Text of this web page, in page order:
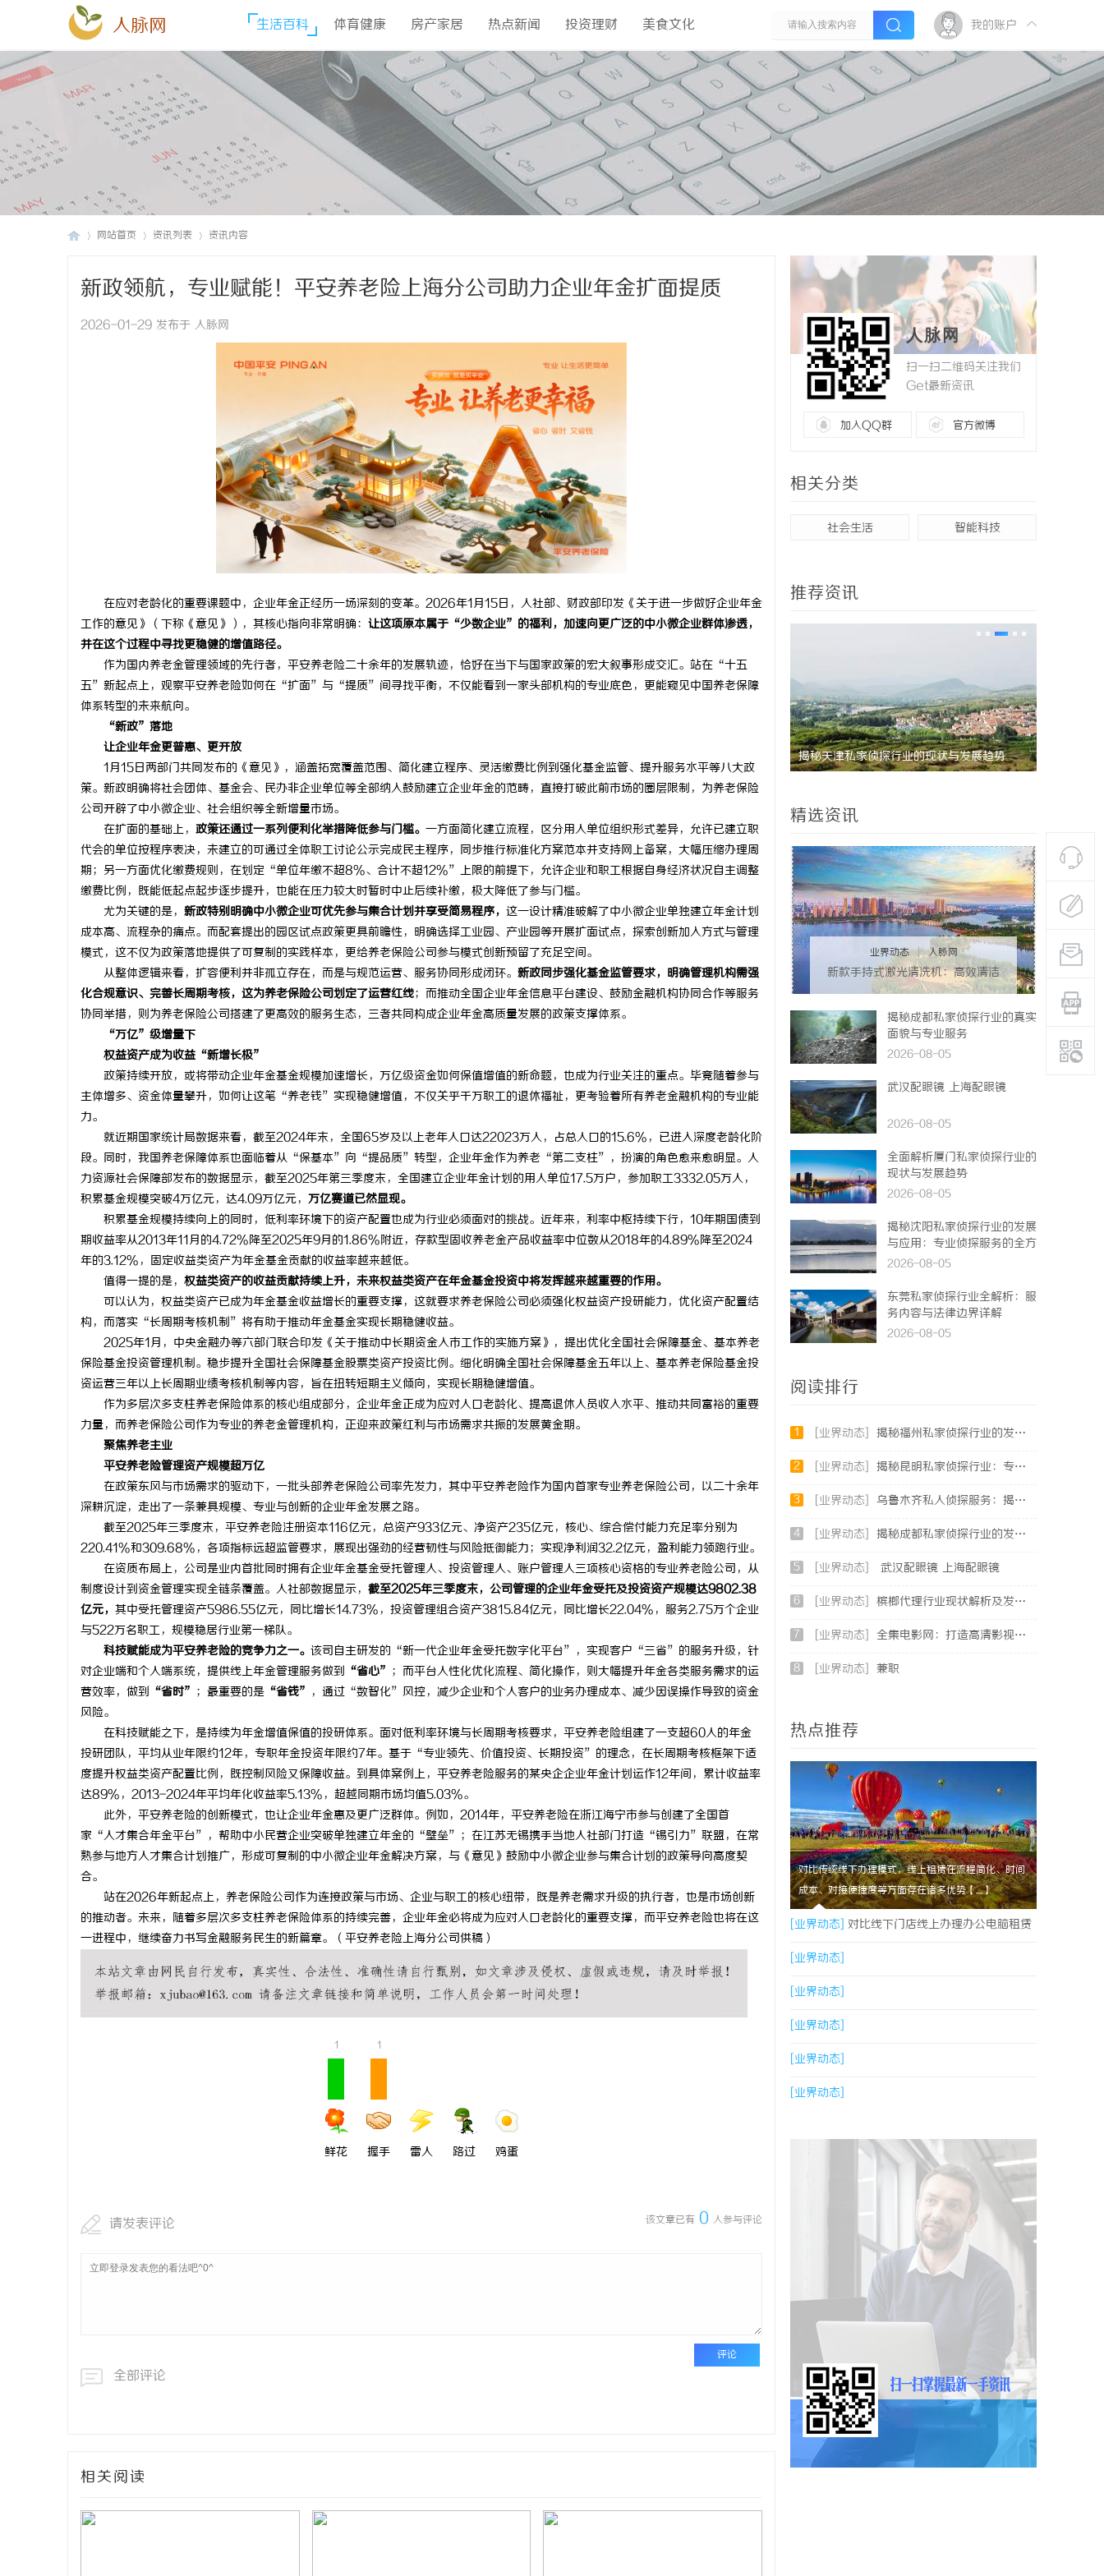
人脉网 生活百科 体育健康 房产家居 热点新闻 投资理财 美食文化 我的账户
网站首页 资讯列表 资讯内容
新政领航，专业赋能！平安养老险上海分公司助力企业年金扩面提质
2026-01-29 发布于 人脉网
在应对老龄化的重要课题中，企业年金正经历一场深刻的变革。2026年1月15日，人社部、财政部印发《关于进一步做好企业年金
工作的意见》（下称《意见》），其核心指向非常明确： 让这项原本属于“少数企业”的福利，加速向更广泛的中小微企业群体渗透，
并在这个过程中寻找更稳健的增值路径。
作为国内养老金管理领域的先行者，平安养老险二十余年的发展轨迹，恰好在当下与国家政策的宏大叙事形成交汇。站在“十五
五”新起点上，观察平安养老险如何在“扩面”与“提质”间寻找平衡，不仅能看到一家头部机构的专业底色，更能窥见中国养老保障
体系转型的未来航向。
“新政”落地
让企业年金更普惠、更开放
1月15日两部门共同发布的《意见》，涵盖拓宽覆盖范围、简化建立程序、灵活缴费比例到强化基金监管、提升服务水平等八大政
策。新政明确将社会团体、基金会、民办非企业单位等全部纳入鼓励建立企业年金的范畴，直接打破此前市场的圈层限制，为养老保险
公司开辟了中小微企业、社会组织等全新增量市场。
在扩面的基础上， 政策还通过一系列便利化举措降低参与门槛。 一方面简化建立流程，区分用人单位组织形式差异，允许已建立职
代会的单位按程序表决，未建立的可通过全体职工讨论公示完成民主程序，同步推行标准化方案范本并支持网上备案，大幅压缩办理周
期；另一方面优化缴费规则，在划定“单位年缴不超8%、合计不超12%”上限的前提下，允许企业和职工根据自身经济状况自主调整
缴费比例，既能低起点起步逐步提升，也能在压力较大时暂时中止后续补缴，极大降低了参与门槛。
尤为关键的是， 新政特别明确中小微企业可优先参与集合计划并享受简易程序， 这一设计精准破解了中小微企业单独建立年金计划
成本高、流程杂的痛点。而配套提出的园区试点政策更具前瞻性，明确选择工业园、产业园等开展扩面试点，探索创新加入方式与管理
模式，这不仅为政策落地提供了可复制的实践样本，更给养老保险公司参与模式创新预留了充足空间。
从整体逻辑来看，扩容便利并非孤立存在，而是与规范运营、服务协同形成闭环。 新政同步强化基金监管要求，明确管理机构需强
化合规意识、完善长周期考核，这为养老保险公司划定了运营红线；而推动全国企业年金信息平台建设、鼓励金融机构协同合作等服务
协同举措，则为养老保险公司搭建了更高效的服务生态，三者共同构成企业年金高质量发展的政策支撑体系。
“万亿”级增量下
权益资产成为收益“新增长极”
政策持续开放，或将带动企业年金基金规模加速增长，万亿级资金如何保值增值的新命题，也成为行业关注的重点。毕竟随着参与
主体增多、资金体量攀升，如何让这笔“养老钱”实现稳健增值，不仅关乎千万职工的退休福祉，更考验着所有养老金融机构的专业能
力。
就近期国家统计局数据来看，截至2024年末，全国65岁及以上老年人口达22023万人，占总人口的15.6%，已进入深度老龄化阶
段。同时，我国养老保障体系也面临着从“保基本”向“提品质”转型，企业年金作为养老“第二支柱”，扮演的角色愈来愈明显。人
力资源社会保障部发布的数据显示，截至2025年第三季度末，全国建立企业年金计划的用人单位17.5万户，参加职工3332.05万人，
积累基金规模突破4万亿元，达4.09万亿元， 万亿赛道已然显现。
积累基金规模持续向上的同时，低利率环境下的资产配置也成为行业必须面对的挑战。近年来，利率中枢持续下行，10年期国债到
期收益率从2013年11月的4.72%降至2025年9月的1.86%附近，存款型固收养老金产品收益率中位数从2018年的4.89%降至2024
年的3.12%，固定收益类资产为年金基金贡献的收益率越来越低。
值得一提的是， 权益类资产的收益贡献持续上升，未来权益类资产在年金基金投资中将发挥越来越重要的作用。
可以认为，权益类资产已成为年金基金收益增长的重要支撑，这就要求养老保险公司必须强化权益资产投研能力，优化资产配置结
构，而落实“长周期考核机制”将有助于推动年金基金实现长期稳健收益。
2025年1月，中央金融办等六部门联合印发《关于推动中长期资金入市工作的实施方案》，提出优化全国社会保障基金、基本养老
保险基金投资管理机制。稳步提升全国社会保障基金股票类资产投资比例。细化明确全国社会保障基金五年以上、基本养老保险基金投
资运营三年以上长周期业绩考核机制等内容，旨在扭转短期主义倾向，实现长期稳健增值。
作为多层次多支柱养老保险体系的核心组成部分，企业年金正成为应对人口老龄化、提高退休人员收入水平、推动共同富裕的重要
力量，而养老保险公司作为专业的养老金管理机构，正迎来政策红利与市场需求共振的发展黄金期。
聚焦养老主业
平安养老险管理资产规模超万亿
在政策东风与市场需求的驱动下，一批头部养老保险公司率先发力，其中平安养老险作为国内首家专业养老保险公司，以二十余年
深耕沉淀，走出了一条兼具规模、专业与创新的企业年金发展之路。
截至2025年三季度末，平安养老险注册资本116亿元，总资产933亿元、净资产235亿元，核心、综合偿付能力充足率分别为
220.41%和309.68%，各项指标远超监管要求，展现出强劲的经营韧性与风险抵御能力；实现净利润32.2亿元，盈利能力领跑行业。
在资质布局上，公司是业内首批同时拥有企业年金基金受托管理人、投资管理人、账户管理人三项核心资格的专业养老险公司，从
制度设计到资金管理实现全链条覆盖。人社部数据显示， 截至2025年三季度末，公司管理的企业年金受托及投资资产规模达9802.38
亿元， 其中受托管理资产5986.55亿元，同比增长14.73%，投资管理组合资产3815.84亿元，同比增长22.04%，服务2.75万个企业
与522万名职工，规模稳居行业第一梯队。
科技赋能成为平安养老险的竞争力之一。 该司自主研发的“新一代企业年金受托数字化平台”，实现客户“三省”的服务升级，针
对企业端和个人端系统，提供线上年金管理服务做到 “省心” ；而平台人性化优化流程、简化操作，则大幅提升年金各类服务需求的运
营效率，做到 “省时” ；最重要的是 “省钱” ，通过“数智化”风控，减少企业和个人客户的业务办理成本、减少因误操作导致的资金
风险。
在科技赋能之下，是持续为年金增值保值的投研体系。面对低利率环境与长周期考核要求，平安养老险组建了一支超60人的年金
投研团队，平均从业年限约12年，专职年金投资年限约7年。基于“专业领先、价值投资、长期投资”的理念，在长周期考核框架下适
度提升权益类资产配置比例，既控制风险又保障收益。到具体案例上，平安养老险服务的某央企企业年金计划运作12年间，累计收益率
达89%，2013-2024年平均年化收益率5.13%，超越同期市场均值5.03%。
此外，平安养老险的创新模式，也让企业年金惠及更广泛群体。例如，2014年，平安养老险在浙江海宁市参与创建了全国首
家“人才集合年金平台”，帮助中小民营企业突破单独建立年金的“壁垒”；在江苏无锡携手当地人社部门打造“锡引力”联盟，在常
熟参与地方人才集合计划推广，形成可复制的中小微企业年金解决方案，与《意见》鼓励中小微企业参与集合计划的政策导向高度契
合。
站在2026年新起点上，养老保险公司作为连接政策与市场、企业与职工的核心纽带，既是养老需求升级的执行者，也是市场创新
的推动者。未来，随着多层次多支柱养老保险体系的持续完善，企业年金必将成为应对人口老龄化的重要支撑，而平安养老险也将在这
一进程中，继续奋力书写金融服务民生的新篇章。（平安养老险上海分公司供稿）
1
鲜花
1
握手 雷人 路过 鸡蛋
该文章已有 0 人参与评论
请发表评论
评论
全部评论
相关阅读
人脉网
扫一扫二维码关注我们
Get最新资讯
加入QQ群 官方微博
相关分类
社会生活 智能科技
推荐资讯
武汉配眼镜 上海配眼镜
代先锋
武汉配眼镜 上海配眼镜
精选资讯
业界动态 | 人脉网
新款手持式激光清洗机：高效清洁
的新时代
揭秘成都私家侦探行业的真实
面貌与专业服务
2026-08-05
武汉配眼镜 上海配眼镜
2026-08-05
全面解析厦门私家侦探行业的
现状与发展趋势
2026-08-05
揭秘沈阳私家侦探行业的发展
与应用：专业侦探服务的全方
位解析
2026-08-05
东莞私家侦探行业全解析：服
务内容与法律边界详解
2026-08-05
阅读排行
1 [业界动态] 揭秘福州私家侦探行业的发展与实际应用全解析
2 [业界动态] 揭秘昆明私家侦探行业：专业服务与实际案例分析
3 [业界动态] 乌鲁木齐私人侦探服务：揭秘专业调查背后的故事与应用
4 [业界动态] 揭秘成都私家侦探行业的发展与应用前景分析
5 [业界动态] 武汉配眼镜 上海配眼镜
6 [业界动态] 槟榔代理行业现状解析及发展潜力探讨
7 [业界动态] 全集电影网：打造高清影视全方位观影新体验
8 [业界动态] 兼职
热点推荐
对比传统线下办理模式，线上租赁在流程简化、时间
成本、对接便捷度等方面存在诸多优势【....】
[业界动态] 对比线下门店线上办理办公电脑租赁
优势在哪？艾特租线上提交资料全程简化
[业界动态]
[业界动态]
[业界动态]
[业界动态]
[业界动态]